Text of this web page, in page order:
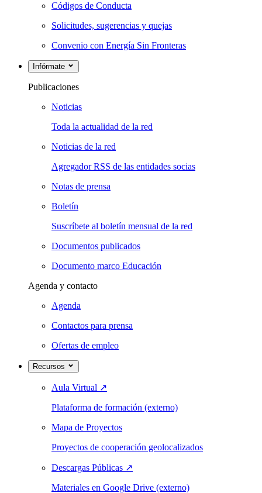
Códigos de Conducta
Solicitudes, sugerencias y quejas
Convenio con Energía Sin Fronteras
Infórmate
Publicaciones
Noticias
Toda la actualidad de la red
Noticias de la red
Agregador RSS de las entidades socias
Notas de prensa
Boletín
Suscríbete al boletín mensual de la red
Documentos publicados
Documento marco Educación
Agenda y contacto
Agenda
Contactos para prensa
Ofertas de empleo
Recursos
Aula Virtual ↗
Plataforma de formación (externo)
Mapa de Proyectos
Proyectos de cooperación geolocalizados
Descargas Públicas ↗
Materiales en Google Drive (externo)